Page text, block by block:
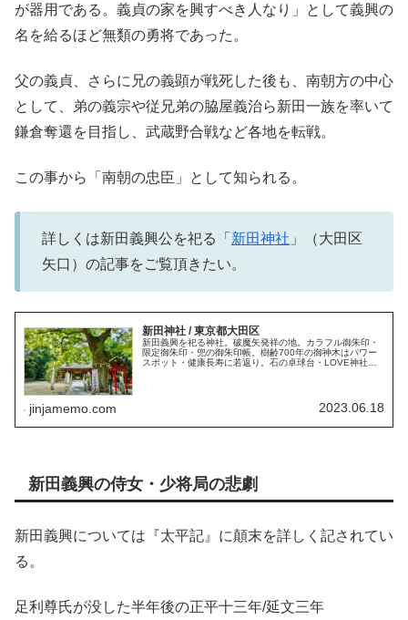
が器用である。義貞の家を興すべき人なり」として義興の
名を給るほど無類の勇将であった。
父の義貞、さらに兄の義顕が戦死した後も、南朝方の中心
として、弟の義宗や従兄弟の脇屋義治ら新田一族を率いて
鎌倉奪還を目指し、武蔵野合戦など各地を転戦。
この事から「南朝の忠臣」として知られる。
詳しくは新田義興公を祀る「 新田神社 」（大田区
矢口）の記事をご覧頂きたい。
新田神社 / 東京都大田区
新田義興を祀る神社。破魔矢発祥の地。カラフル御朱印・
限定御朱印・兜の御朱印帳。樹齢700年の御神木はパワー
スポット・健康長寿に若返り。石の卓球台・LOVE神社。
jinjamemo.com 2023.06.18
新田義興の侍女・少将局の悲劇
新田義興については『太平記』に顛末を詳しく記されてい
る。
足利尊氏が没した半年後の正平十三年/延文三年